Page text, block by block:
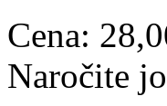
Cena:
Naročite